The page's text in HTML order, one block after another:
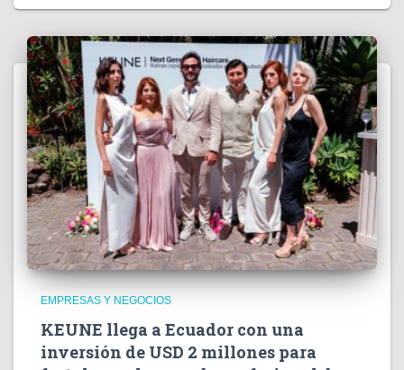
EMPRESAS Y NEGOCIOS
KEUNE llega a Ecuador con una
inversión de USD 2 millones para